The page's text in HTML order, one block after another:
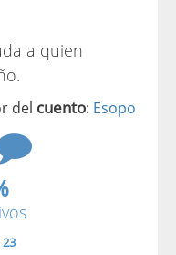
a quien
del cuento: Esopo
23